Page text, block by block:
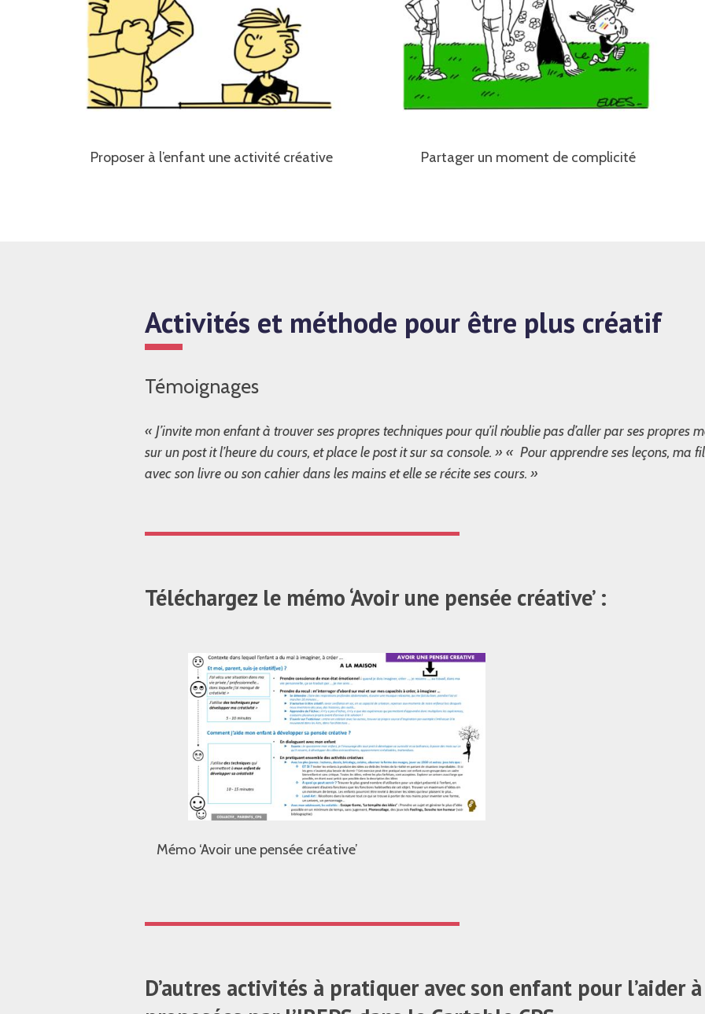
Proposer à l’enfant une activité créative Partager un moment de complicité
Activités et méthode pour être plus créatif
Témoignages
« J’invite mon enfant à trouver ses propres techniques pour qu’il n’oublie pas d’aller par ses propres
sur un post it l’heure du cours, et place le post it sur sa console. »« Pour apprendre ses leçons, ma
avec son livre ou son cahier dans les mains et elle se récite ses cours. »
Téléchargez le mémo ‘Avoir une pensée créative’ :
Mémo ‘Avoir une pensée créative’
D’autres activités à pratiquer avec son enfant pour l’aider